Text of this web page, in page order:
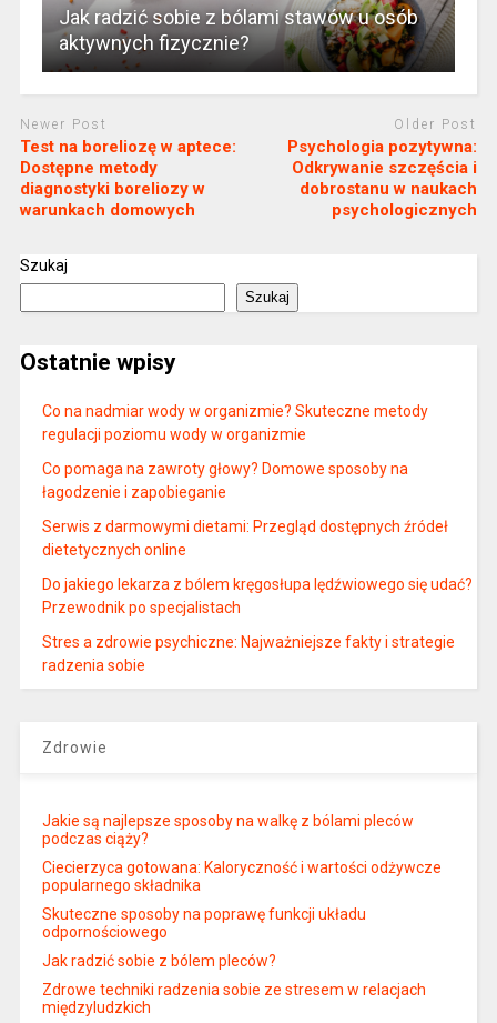
Jak radzić sobie z bólami stawów u osób
aktywnych fizycznie?
Newer Post
Test na boreliozę w aptece:
Dostępne metody
diagnostyki boreliozy w
warunkach domowych
Older Post
Psychologia pozytywna:
Odkrywanie szczęścia i
dobrostanu w naukach
psychologicznych
Szukaj
Szukaj
Ostatnie wpisy
Co na nadmiar wody w organizmie? Skuteczne metody
regulacji poziomu wody w organizmie
Co pomaga na zawroty głowy? Domowe sposoby na
łagodzenie i zapobieganie
Serwis z darmowymi dietami: Przegląd dostępnych źródeł
dietetycznych online
Do jakiego lekarza z bólem kręgosłupa lędźwiowego się udać?
Przewodnik po specjalistach
Stres a zdrowie psychiczne: Najważniejsze fakty i strategie
radzenia sobie
Zdrowie
Jakie są najlepsze sposoby na walkę z bólami pleców
podczas ciąży?
Ciecierzyca gotowana: Kaloryczność i wartości odżywcze
popularnego składnika
Skuteczne sposoby na poprawę funkcji układu
odpornościowego
Jak radzić sobie z bólem pleców?
Zdrowe techniki radzenia sobie ze stresem w relacjach
międzyludzkich